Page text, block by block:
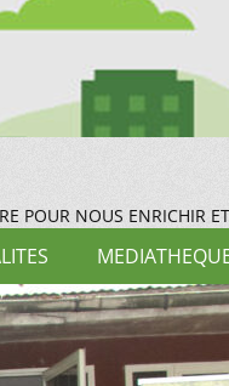
POUR NOUS ENRICHIR